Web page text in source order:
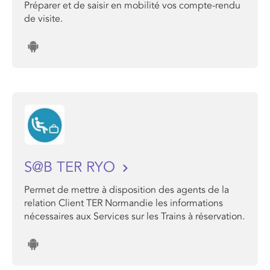
Préparer et de saisir en mobilité vos compte-rendu
de visite.
S@B TER RYO
Permet de mettre à disposition des agents de la
relation Client TER Normandie les informations
nécessaires aux Services sur les Trains à réservation.